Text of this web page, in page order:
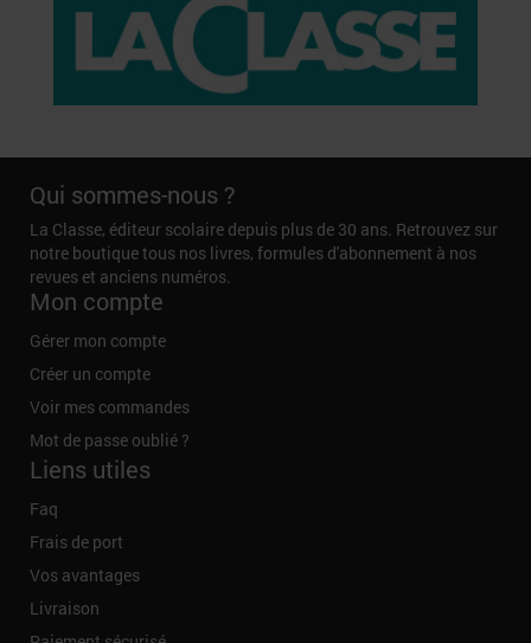
Qui sommes-nous ?
La Classe, éditeur scolaire depuis plus de 30 ans. Retrouvez sur
notre boutique tous nos livres, formules d'abonnement à nos
revues et anciens numéros.
Mon compte
Gérer mon compte
Créer un compte
Voir mes commandes
Mot de passe oublié ?
Liens utiles
Faq
Frais de port
Vos avantages
Livraison